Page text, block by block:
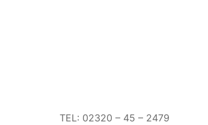
TEL: 02320 – 45 – 2479